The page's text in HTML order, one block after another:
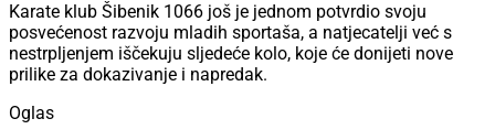
Karate klub Šibenik 1066 još je jednom potvrdio svoju
posvećenost razvoju mladih sportaša, a natjecatelji već s
nestrpljenjem iščekuju sljedeće kolo, koje će donijeti nove
prilike za dokazivanje i napredak.
Oglas